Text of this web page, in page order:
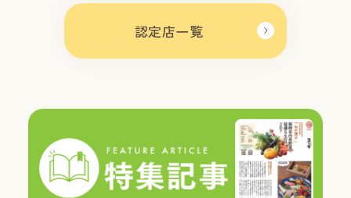
認定店一覧